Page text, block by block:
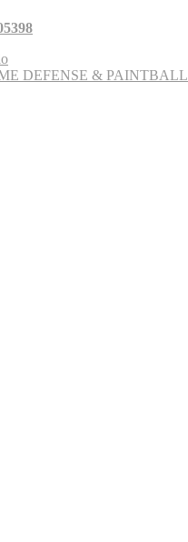
DEFENSE & PAINTBALL